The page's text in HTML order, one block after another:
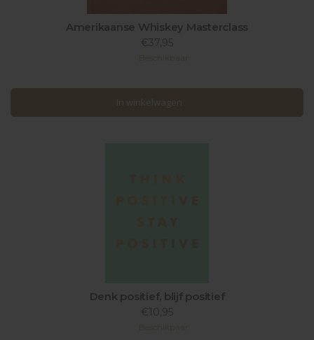
Amerikaanse Whiskey Masterclass
€37,95
Beschikbaar
In winkelwagen
In winkelwagen
Denk positief, blijf positief
€10,95
Beschikbaar